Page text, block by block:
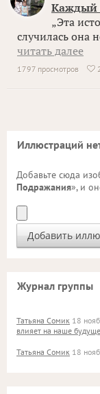
Каждый
„Эта
случилась она
читать далее
1797 просмотров 
Иллюстраций
Добавьте сюда
Подражания», и
Журнал группы
Татьяна Сомик 18
влияет на наше
Татьяна Сомик 18